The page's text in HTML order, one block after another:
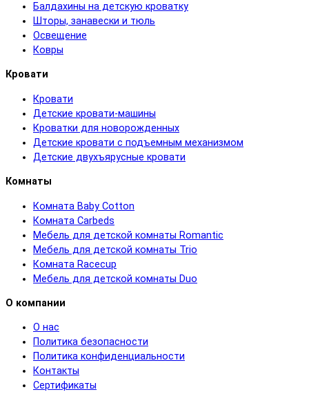
Балдахины на детскую кроватку
Шторы, занавески и тюль
Освещение
Ковры
Кровати
Кровати
Детские кровати-машины
Кроватки для новорожденных
Детские кровати с подъемным механизмом
Детские двухъярусные кровати
Комнаты
Комната Baby Cotton
Комната Carbeds
Мебель для детской комнаты Romantic
Мебель для детской комнаты Trio
Комната Racecup
Мебель для детской комнаты Duo
О компании
О нас
Политика безопасности
Политика конфиденциальности
Контакты
Сертификаты